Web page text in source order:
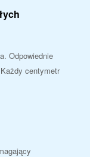
Odpowiednie
centymetr